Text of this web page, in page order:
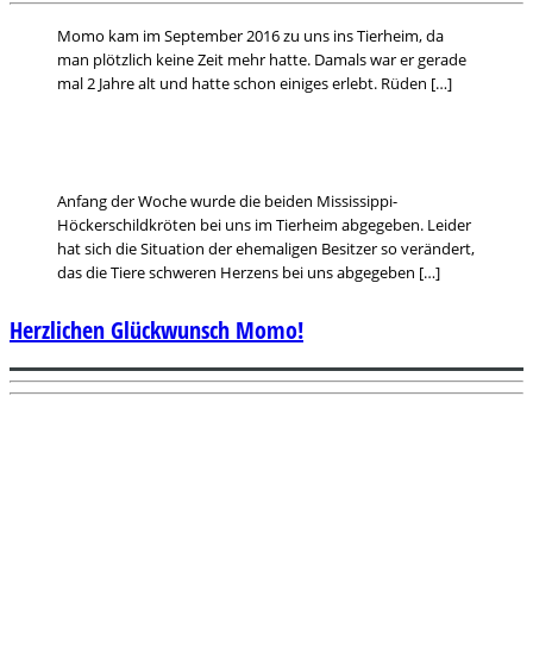
Anfang der Woche wurde die beiden Mississippi-
Höckerschildkröten bei uns im Tierheim abgegeben. Leider
hat sich die Situation der ehemaligen Besitzer so verändert,
das die Tiere schweren Herzens bei uns abgegeben […]
Momo kam im September 2016 zu uns ins Tierheim, da
man plötzlich keine Zeit mehr hatte. Damals war er gerade
mal 2 Jahre alt und hatte schon einiges erlebt. Rüden […]
Herzlichen Glückwunsch Momo!